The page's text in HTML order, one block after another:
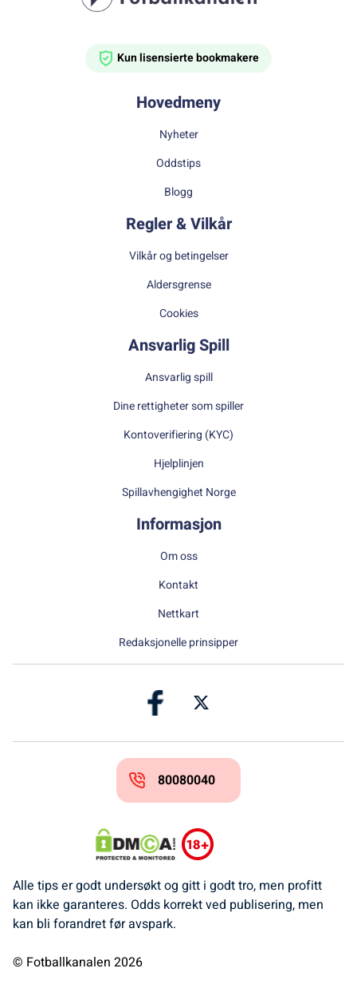
Kun lisensierte bookmakere
Hovedmeny
Nyheter
Oddstips
Blogg
Regler & Vilkår
Vilkår og betingelser
Aldersgrense
Cookies
Ansvarlig Spill
Ansvarlig spill
Dine rettigheter som spiller
Kontoverifiering (KYC)
Hjelplinjen
Spillavhengighet Norge
Informasjon
Om oss
Kontakt
Nettkart
Redaksjonelle prinsipper
80080040
Alle tips er godt undersøkt og gitt i godt tro, men profitt
kan ikke garanteres. Odds korrekt ved publisering, men
kan bli forandret før avspark.
© Fotballkanalen 2026